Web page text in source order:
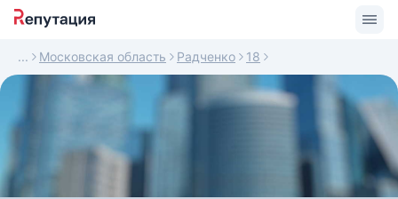
Московская область Радченко 18